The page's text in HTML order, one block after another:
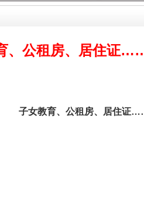
、公租房、居住证
子女教育、公租房、居住证